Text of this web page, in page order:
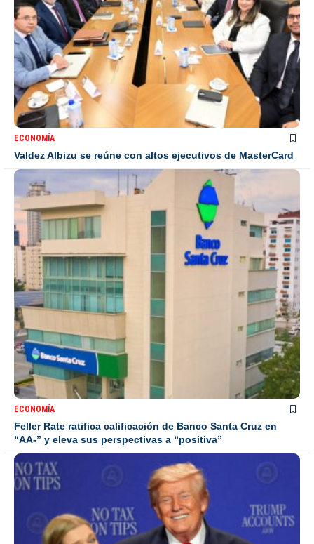
ECONOMÍA
Valdez Albizu se reúne con altos ejecutivos de MasterCard
ECONOMÍA
Feller Rate ratifica calificación de Banco Santa Cruz en
“AA-” y eleva sus perspectivas a “positiva”